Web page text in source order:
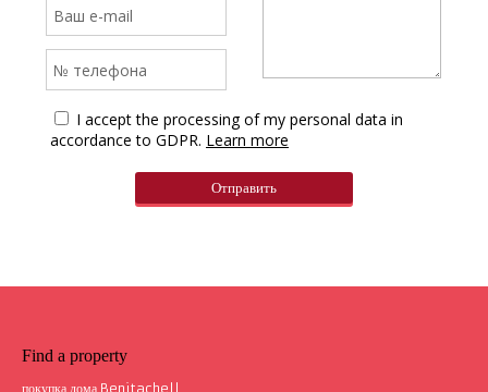
I accept the processing of my personal data in
accordance to GDPR. Learn more
Find a property
покупка дома Benitachell